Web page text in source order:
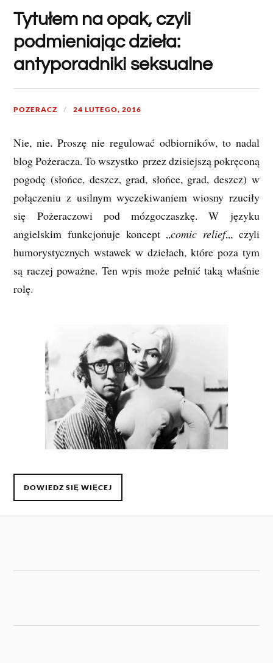
Tytułem na opak, czyli
podmieniając dzieła:
antyporadniki seksualne
POZERACZ 24 LUTEGO, 2016
Nie, nie. Proszę nie regulować odbiorników, to nadal
blog Pożeracza. To wszystko przez dzisiejszą pokręconą
pogodę (słońce, deszcz, grad, słońce, grad, deszcz) w
połączeniu z usilnym wyczekiwaniem wiosny rzuciły
się Pożeraczowi pod mózgoczaszkę. W języku
angielskim funkcjonuje koncept „comic relief„, czyli
humorystycznych wstawek w dziełach, które poza tym
są raczej poważne. Ten wpis może pełnić taką właśnie
rolę.
DOWIEDZ SIĘ WIĘCEJ